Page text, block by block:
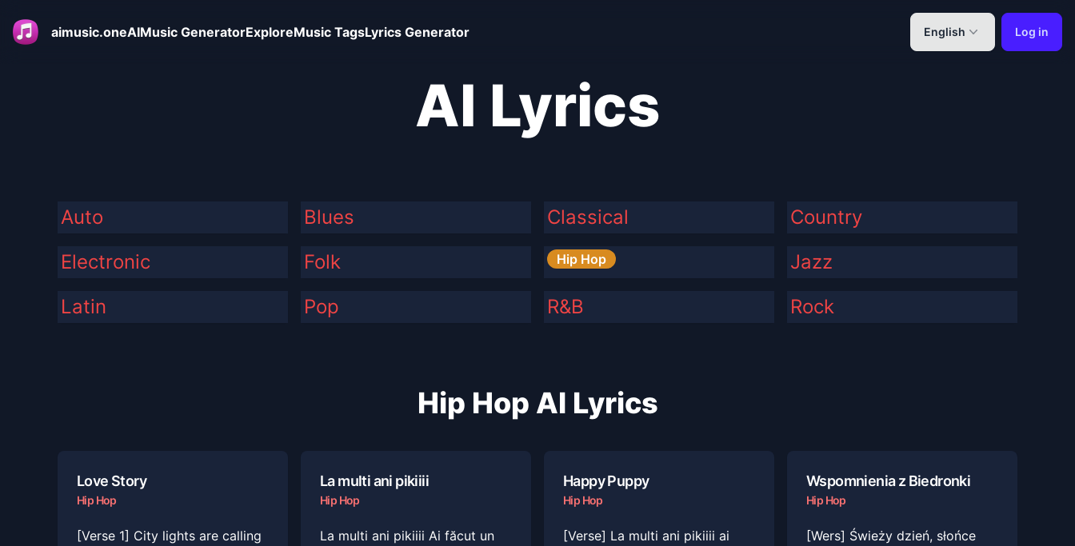
aimusic.oneAIMusic GeneratorExploreMusic TagsLyrics Generator English Log in
AI Lyrics
Auto Blues Classical
Country
Electronic
Folk Hip Hop
Jazz
Latin
Pop R&B Rock
Hip Hop AI Lyrics
Love Story
Hip Hop
[Verse 1] City lights are calling
La multi ani pikiiii
Hip Hop
La multi ani pikiiii Ai făcut un
Happy Puppy
Hip Hop
[Verse] La multi ani pikiiii ai
Wspomnienia z Biedronki
Hip Hop
[Wers] Świeży dzień, słońce